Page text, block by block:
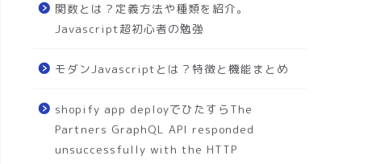
関数とは？定義方法や種類を紹介。
Javascript超初心者の勉強
モダンJavascriptとは？特徴と機能まとめ
shopify app deployでひたすらThe
Partners GraphQL API responded
unsuccessfully with the HTTP